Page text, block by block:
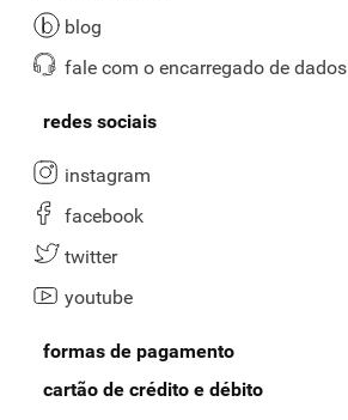
blog
fale com o encarregado de dados
redes sociais
instagram
facebook
twitter
youtube
formas de pagamento
cartão de crédito e débito